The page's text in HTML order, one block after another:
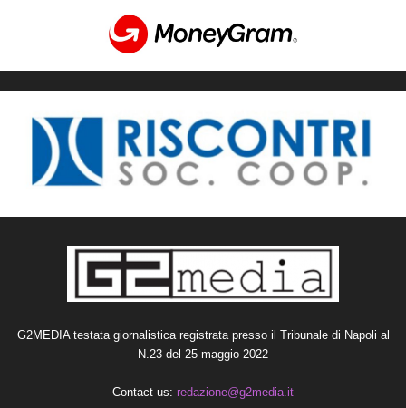
G2MEDIA testata giornalistica registrata presso il Tribunale di Napoli al
N.23 del 25 maggio 2022
Contact us: redazione@g2media.it